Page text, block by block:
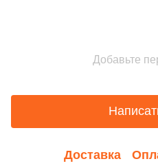
Добавьте
Доставка